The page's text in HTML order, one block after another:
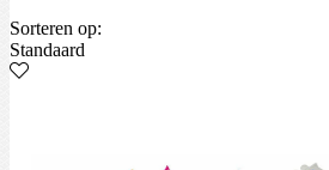
Sorteren op:
Standaard